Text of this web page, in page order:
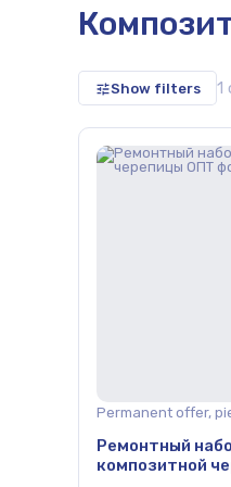
Show filters 1
Permanent offer,
Ремонтный
композитной